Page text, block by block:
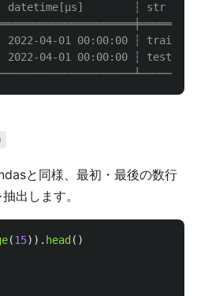
datetime[μs]        ┆ str    │
04-01 00:00:00 ┆ train  │
04-01 00:00:00 ┆ test   │
と同様、最初・最後の数行
出します。
(15)). head ()